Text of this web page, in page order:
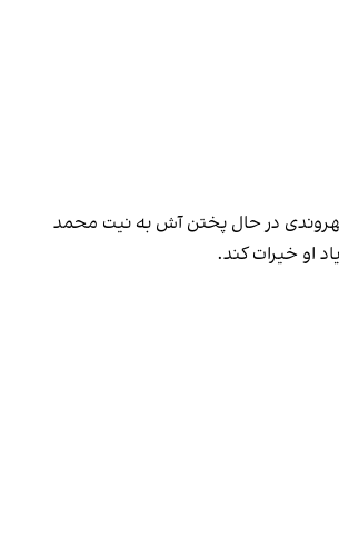
در حال پختن آش به نیت محمد
او خیرات کند.